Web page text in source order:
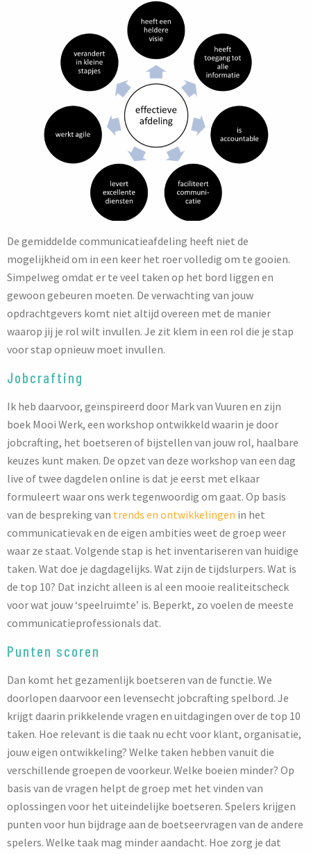
De gemiddelde communicatieafdeling heeft niet de
mogelijkheid om in een keer het roer volledig om te gooien.
Simpelweg omdat er te veel taken op het bord liggen en
gewoon gebeuren moeten. De verwachting van jouw
opdrachtgevers komt niet altijd overeen met de manier
waarop jij je rol wilt invullen. Je zit klem in een rol die je stap
voor stap opnieuw moet invullen.
Jobcrafting
Ik heb daarvoor, geïnspireerd door Mark van Vuuren en zijn
boek Mooi Werk, een workshop ontwikkeld waarin je door
jobcrafting, het boetseren of bijstellen van jouw rol, haalbare
keuzes kunt maken. De opzet van deze workshop van een dag
live of twee dagdelen online is dat je eerst met elkaar
formuleert waar ons werk tegenwoordig om gaat. Op basis
van de bespreking van trends en ontwikkelingen in het
communicatievak en de eigen ambities weet de groep weer
waar ze staat. Volgende stap is het inventariseren van huidige
taken. Wat doe je dagdagelijks. Wat zijn de tijdslurpers. Wat is
de top 10? Dat inzicht alleen is al een mooie realiteitscheck
voor wat jouw ‘speelruimte’ is. Beperkt, zo voelen de meeste
communicatieprofessionals dat.
Punten scoren
Dan komt het gezamenlijk boetseren van de functie. We
doorlopen daarvoor een levensecht jobcrafting spelbord. Je
krijgt daarin prikkelende vragen en uitdagingen over de top 10
taken. Hoe relevant is die taak nu echt voor klant, organisatie,
jouw eigen ontwikkeling? Welke taken hebben vanuit die
verschillende groepen de voorkeur. Welke boeien minder? Op
basis van de vragen helpt de groep met het vinden van
oplossingen voor het uiteindelijke boetseren. Spelers krijgen
punten voor hun bijdrage aan de boetseervragen van de andere
spelers. Welke taak mag minder aandacht. Hoe zorg je dat